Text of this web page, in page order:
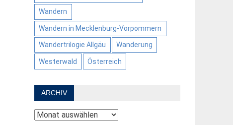
Wandern
Wandern in Mecklenburg-Vorpommern
Wandertrilogie Allgäu Wanderung
Westerwald Österreich
ARCHIV
Archiv